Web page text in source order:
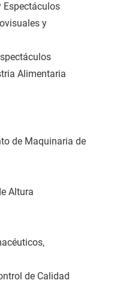
Espectáculos
y
Alimentaria
de Maquinaria de
Altura
de Calidad